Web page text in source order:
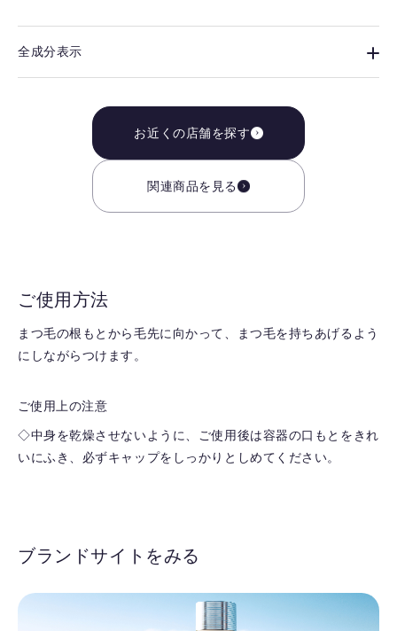
全成分表示
お近くの店舗を探す
関連商品を見る
ご使用方法
まつ毛の根もとから毛先に向かって、まつ毛を持ちあげるよう
にしながらつけます。
ご使用上の注意
◇中身を乾燥させないように、ご使用後は容器の口もとをきれ
いにふき、必ずキャップをしっかりとしめてください。
ブランドサイトをみる